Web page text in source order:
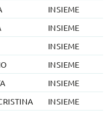
INSIEME
INSIEME
INSIEME
INSIEME
INSIEME
INSIEME